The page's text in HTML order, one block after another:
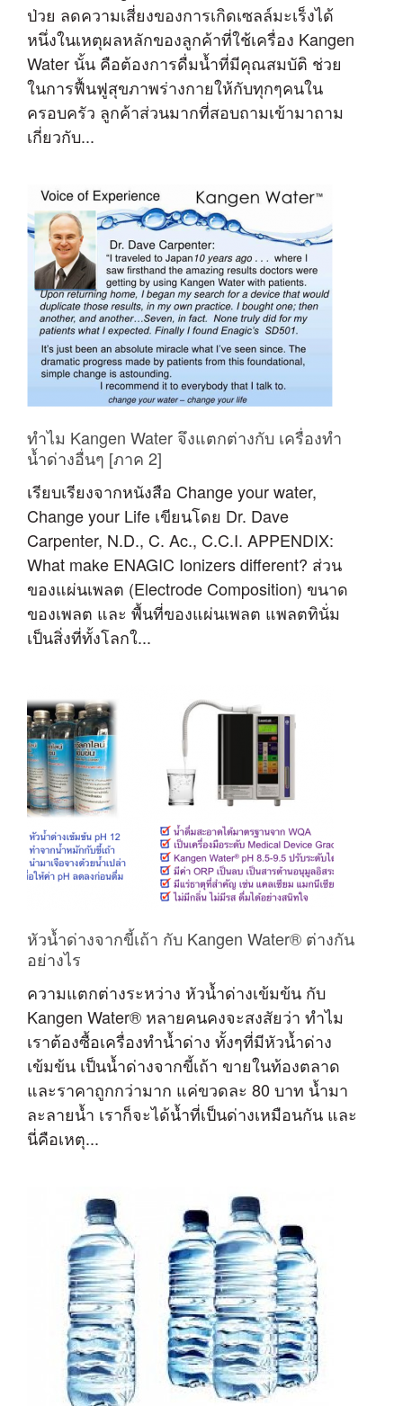
ป่วย ลดความเสี่ยงของการเกิดเซลล์มะเร็งได้
หนึ่งในเหตุผลหลักของลูกค้าที่ใช้เครื่อง Kangen
Water นั้น คือต้องการดื่มน้ำที่มีคุณสมบัติ ช่วย
ในการฟื้นฟูสุขภาพร่างกายให้กับทุกๆคนใน
ครอบครัว ลูกค้าส่วนมากที่สอบถามเข้ามาถาม
เกี่ยวกับ...
ทำไม Kangen Water จึงแตกต่างกับ เครื่องทำ
น้ำด่างอื่นๆ [ภาค 2]
เรียบเรียงจากหนังสือ Change your water,
Change your Life เขียนโดย Dr. Dave
Carpenter, N.D., C. Ac., C.C.I. APPENDIX:
What make ENAGIC Ionizers different? ส่วน
ของแผ่นเพลต (Electrode Composition) ขนาด
ของเพลต และ พื้นที่ของแผ่นเพลต แพลตทินั่ม
เป็นสิ่งที่ทั้งโลกใ...
หัวน้ำด่างจากขี้เถ้า กับ Kangen Water® ต่างกัน
อย่างไร
ความแตกต่างระหว่าง หัวน้ำด่างเข้มข้น กับ
Kangen Water® หลายคนคงจะสงสัยว่า ทำไม
เราต้องซื้อเครื่องทำน้ำด่าง ทั้งๆที่มีหัวน้ำด่าง
เข้มข้น เป็นน้ำด่างจากขี้เถ้า ขายในท้องตลาด
และราคาถูกกว่ามาก แค่ขวดละ 80 บาท น้ำมา
ละลายน้ำ เราก็จะได้น้ำที่เป็นด่างเหมือนกัน และ
นี่คือเหตุ...